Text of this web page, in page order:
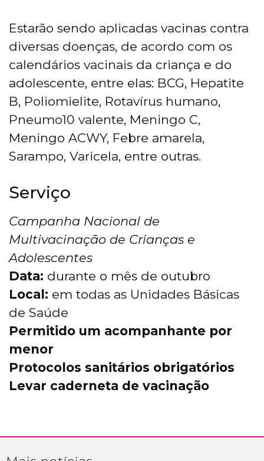
Estarão sendo aplicadas vacinas contra
diversas doenças, de acordo com os
calendários vacinais da criança e do
adolescente, entre elas: BCG, Hepatite
B, Poliomielite, Rotavírus humano,
Pneumo10 valente, Meningo C,
Meningo ACWY, Febre amarela,
Sarampo, Varicela, entre outras.
Serviço
Campanha Nacional de
Multivacinação de Crianças e
Adolescentes
Data: durante o mês de outubro
Local: em todas as Unidades Básicas
de Saúde
Permitido um acompanhante por
menor
Protocolos sanitários obrigatórios
Levar caderneta de vacinação